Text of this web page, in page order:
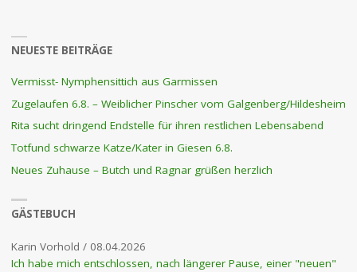
NEUESTE BEITRÄGE
Vermisst- Nymphensittich aus Garmissen
Zugelaufen 6.8. – Weiblicher Pinscher vom Galgenberg/Hildesheim
Rita sucht dringend Endstelle für ihren restlichen Lebensabend
Totfund schwarze Katze/Kater in Giesen 6.8.
Neues Zuhause – Butch und Ragnar grüßen herzlich
GÄSTEBUCH
Karin Vorhold / 08.04.2026
Ich habe mich entschlossen, nach längerer Pause, einer "neuen"